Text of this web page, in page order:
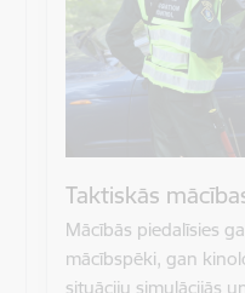
Taktiskās
Mācībās piedalīsies
mācībspēki, gan
situāciju simulācijās